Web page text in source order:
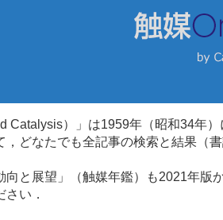
Catalysis）」は1959年（昭和34年
，どなたでも全記事の検索と結果（
向と展望」（触媒年鑑）も2021年
さい．